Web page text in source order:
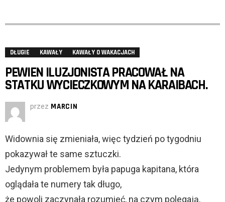
DŁUGIE KAWAŁY KAWAŁY O WAKACJACH
PEWIEN ILUZJONISTA PRACOWAŁ NA
STATKU WYCIECZKOWYM NA KARAIBACH.
przez MARCIN
Widownia się zmieniała, więc tydzień po tygodniu
pokazywał te same sztuczki.
Jedynym problemem była papuga kapitana, która
oglądała te numery tak długo,
że powoli zaczynała rozumieć, na czym polegają.